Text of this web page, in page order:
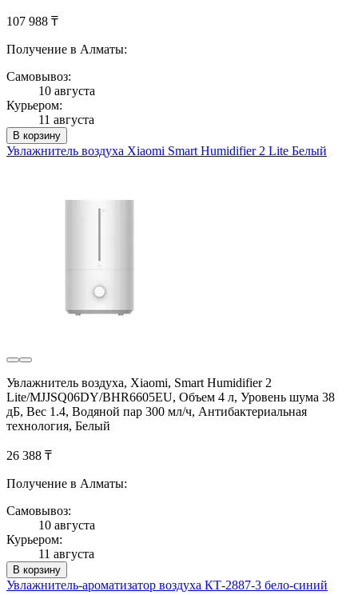
107 988 ₸
Получение в Алматы:
Самовывоз:
10 августа
Курьером:
11 августа
В корзину
Увлажнитель воздуха Xiaomi Smart Humidifier 2 Lite Белый
Увлажнитель воздуха, Xiaomi, Smart Humidifier 2
Lite/MJJSQ06DY/BHR6605EU, Объем 4 л, Уровень шума 38
дБ, Вес 1.4, Водяной пар 300 мл/ч, Антибактериальная
технология, Белый
26 388 ₸
Получение в Алматы:
Самовывоз:
10 августа
Курьером:
11 августа
В корзину
Увлажнитель-ароматизатор воздуха КТ-2887-3 бело-синий